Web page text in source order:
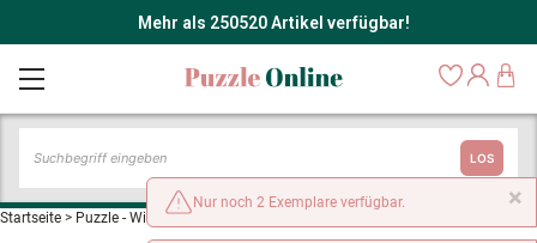
Mehr als 250520 Artikel verfügbar!
LOS
Startseite > Puzzle - Wilde Tiere
×
Nur noch 2 Exemplare verfügbar.